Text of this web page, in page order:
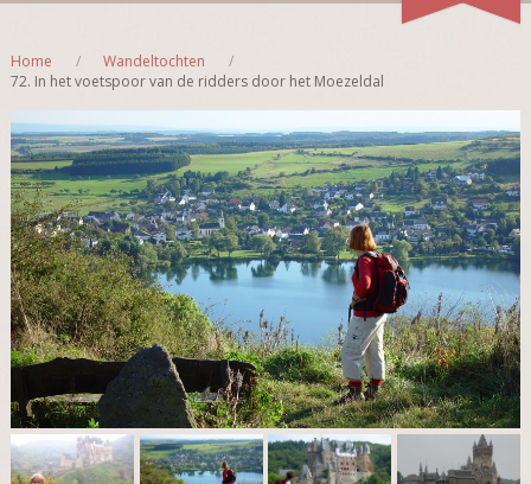
Home
Wandeltochten
72. In het voetspoor van de ridders door het Moezeldal